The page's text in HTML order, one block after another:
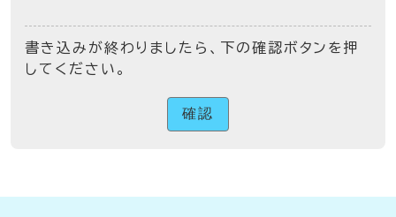
書き込みが終わりましたら、下の確認ボタンを押
してください。
確認